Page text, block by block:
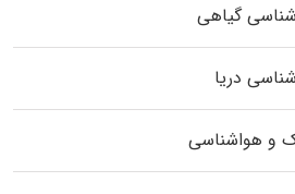
گیاهی
دریا
و هواشناسی